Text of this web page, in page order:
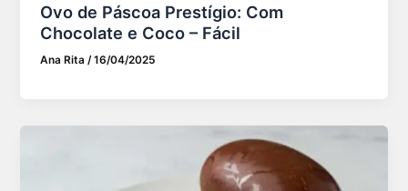
Ovo de Páscoa Prestígio: Com
Chocolate e Coco – Fácil
Ana Rita/16/04/2025